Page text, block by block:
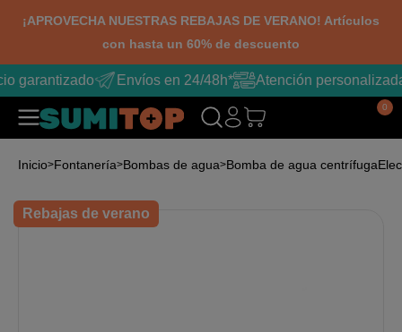
¡APROVECHA NUESTRAS REBAJAS DE VERANO! Artículos
con hasta un 60% de descuento
garantizado Envíos en 24/48h* Atención personalizada
0
Inicio Fontanería Bombas de agua Bomba de agua centrífuga
Rebajas de verano